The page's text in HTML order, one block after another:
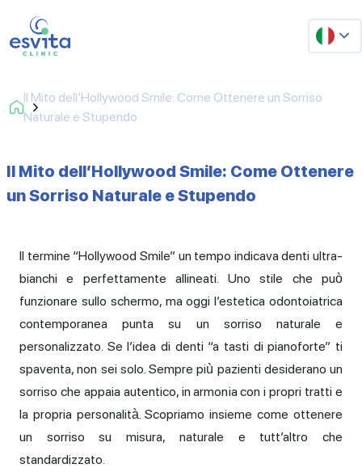
Il Mito dell’Hollywood Smile: Come Ottenere un Sorriso
Naturale e Stupendo
Il Mito dell’Hollywood Smile: Come Ottenere
un Sorriso Naturale e Stupendo
Il termine “Hollywood Smile” un tempo indicava denti ultra-
bianchi e perfettamente allineati. Uno stile che può
funzionare sullo schermo, ma oggi l’estetica odontoiatrica
contemporanea punta su un sorriso naturale e
personalizzato. Se l’idea di denti “a tasti di pianoforte” ti
spaventa, non sei solo. Sempre più pazienti desiderano un
sorriso che appaia autentico, in armonia con i propri tratti e
la propria personalità. Scopriamo insieme come ottenere
un sorriso su misura, naturale e tutt’altro che
standardizzato.